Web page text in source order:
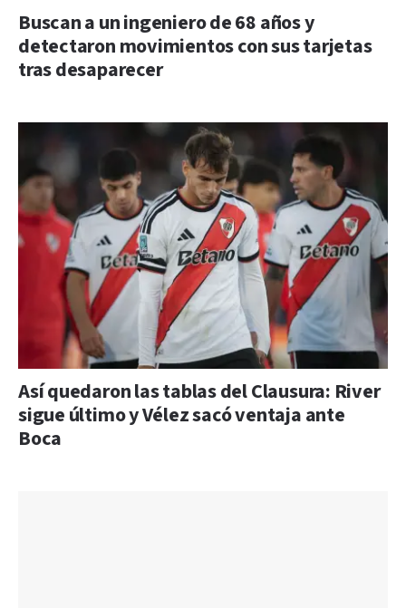
Buscan a un ingeniero de 68 años y
detectaron movimientos con sus tarjetas
tras desaparecer
Así quedaron las tablas del Clausura: River
sigue último y Vélez sacó ventaja ante
Boca